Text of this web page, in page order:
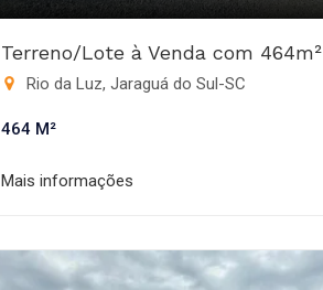
Terreno/Lote à Venda com 464m²
Rio da Luz, Jaraguá do Sul-SC
464 M²
Mais informações